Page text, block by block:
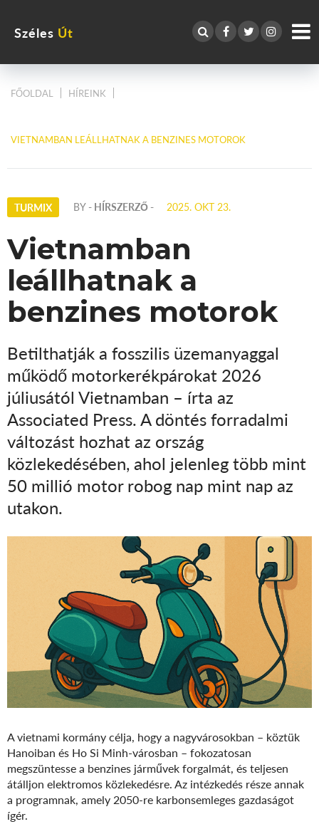
Széles Út
FŐOLDAL HÍREINK
VIETNAMBAN LEÁLLHATNAK A BENZINES MOTOROK
TURMIX BY- HÍRSZERZŐ - 2025. OKT 23.
Vietnamban
leállhatnak a
benzines motorok
Betilthatják a fosszilis üzemanyaggal
működő motorkerékpárokat 2026
júliusától Vietnamban – írta az
Associated Press. A döntés forradalmi
változást hozhat az ország
közlekedésében, ahol jelenleg több mint
50 millió motor robog nap mint nap az
utakon.
A vietnami kormány célja, hogy a nagyvárosokban – köztük
Hanoiban és Ho Si Minh-városban – fokozatosan
megszüntesse a benzines járművek forgalmát, és teljesen
átálljon elektromos közlekedésre. Az intézkedés része annak
a programnak, amely 2050-re karbonsemleges gazdaságot
ígér.